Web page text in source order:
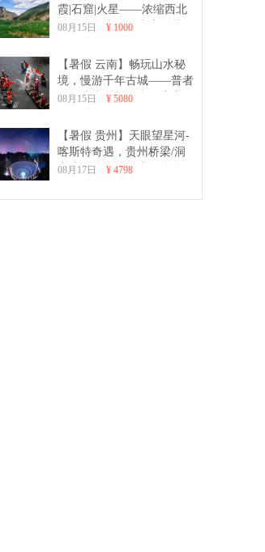
霞|石窟|火星——浓缩西北
精华，连接河西走廊，赴一
08月15日 ¥ 1000
【暑假 云南】畅玩山水秘
境，慢游千年古城——普者
黑、建水、抚仙湖深度亲子
08月15日 ¥ 5080
【暑假 贵州】天眼望星河-
喀斯特奇遇，贵州桥梁/洞
穴/加傍梯田 7日亲子自然深
08月17日 ¥ 4798